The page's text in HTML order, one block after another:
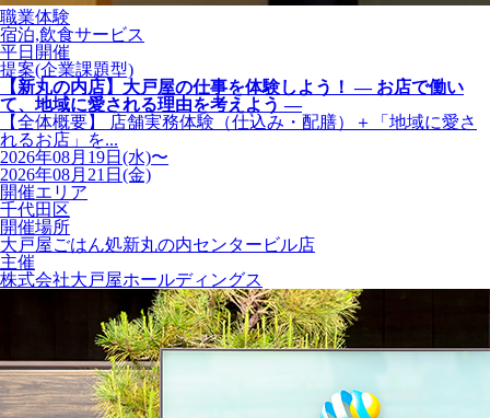
職業体験
宿泊,飲食サービス
平日開催
提案(企業課題型)
【新丸の内店】大戸屋の仕事を体験しよう！ ― お店で働い
て、地域に愛される理由を考えよう ―
【全体概要】 店舗実務体験（仕込み・配膳）＋「地域に愛さ
れるお店」を...
2026年08月19日(水)〜
2026年08月21日(金)
開催エリア
千代田区
開催場所
大戸屋ごはん処新丸の内センタービル店
主催
株式会社大戸屋ホールディングス